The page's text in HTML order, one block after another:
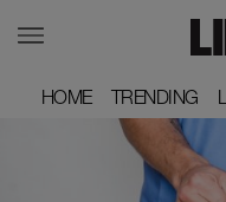
HOME
HOME TRENDING
TRENDING